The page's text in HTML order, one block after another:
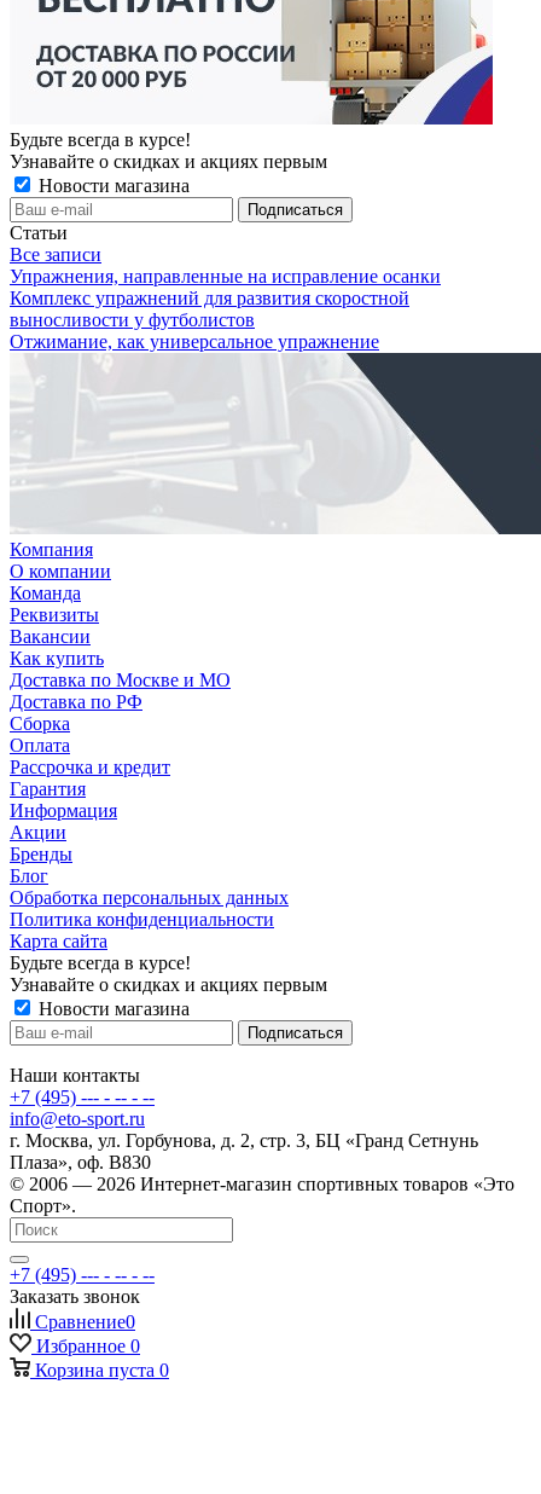
Будьте всегда в курсе!
Узнавайте о скидках и акциях первым
Новости магазина
Статьи
Все записи
Упражнения, направленные на исправление осанки
Комплекс упражнений для развития скоростной
выносливости у футболистов
Отжимание, как универсальное упражнение
Компания
О компании
Команда
Реквизиты
Вакансии
Как купить
Доставка по Москве и МО
Доставка по РФ
Сборка
Оплата
Рассрочка и кредит
Гарантия
Информация
Акции
Бренды
Блог
Обработка персональных данных
Политика конфиденциальности
Карта сайта
Будьте всегда в курсе!
Узнавайте о скидках и акциях первым
Новости магазина
Наши контакты
+7 (495) --- - -- - --
info@eto-sport.ru
г. Москва, ул. Горбунова, д. 2, стр. 3, БЦ «Гранд Сетнунь
Плаза», оф. В830
© 2006 — 2026 Интернет-магазин спортивных товаров «Это
Спорт».
+7 (495) --- - -- - --
Заказать звонок
Сравнение0
Избранное 0
Корзина пуста 0